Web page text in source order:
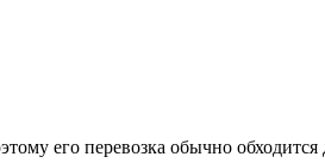
его перевозка обычно обходится